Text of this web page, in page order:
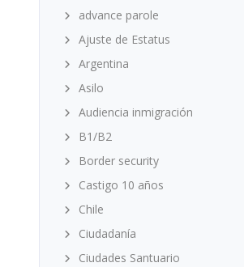
advance parole
Ajuste de Estatus
Argentina
Asilo
Audiencia inmigración
B1/B2
Border security
Castigo 10 años
Chile
Ciudadanía
Ciudades Santuario